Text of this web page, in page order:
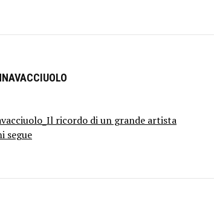
ricordo di un grande artista
segue